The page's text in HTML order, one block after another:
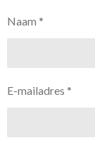
Naam *
E-mailadres *